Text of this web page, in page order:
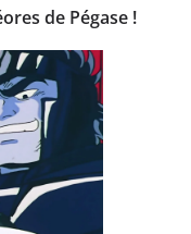
de Pégase !